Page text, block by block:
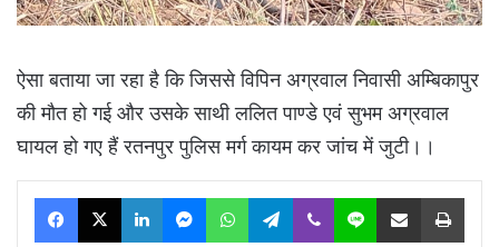
ऐसा बताया जा रहा है कि जिससे विपिन अग्रवाल निवासी अम्बिकापुर
की मौत हो गई और उसके साथी ललित पाण्डे एवं सुभम अग्रवाल
घायल हो गए हैं रतनपुर पुलिस मर्ग कायम कर जांच में जुटी।।
Facebook
X LinkedInMessengerWhatsAppTelegram
Viber Line Share via Email Print